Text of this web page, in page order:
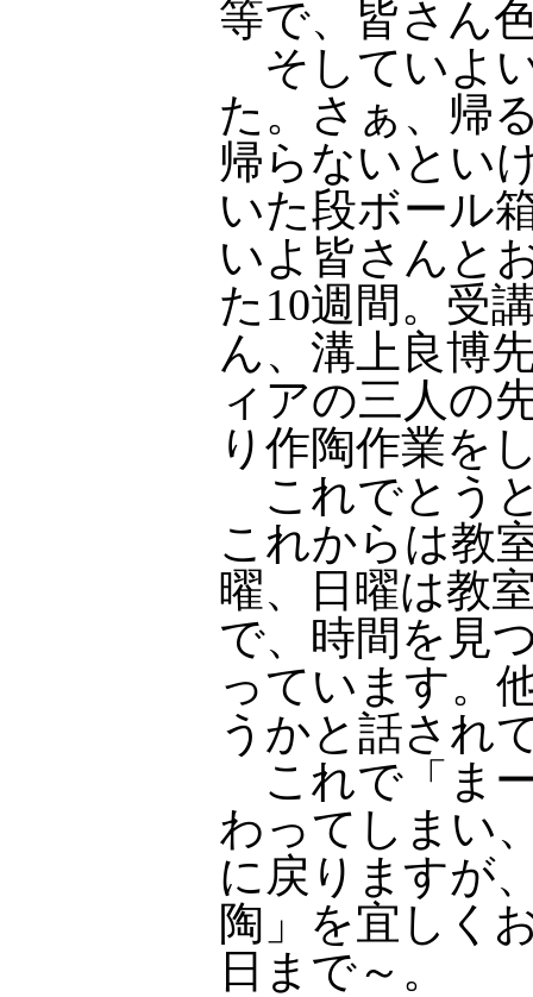
等で、皆さん
そしていよ
た。さぁ、帰
帰らないとい
いた段ボール
いよ皆さんと
た10週間。受
ん、溝上良博
ィアの三人の
り作陶作業を
これでとう
これからは教
曜、日曜は教
で、時間を見
っています。
うかと話され
これで「ま
わってしまい
に戻りますが
陶」を宜しく
日まで～。